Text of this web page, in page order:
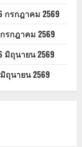
กรกฎาคม 2569
รกฎาคม 2569
มิถุนายน 2569
ถุนายน 2569